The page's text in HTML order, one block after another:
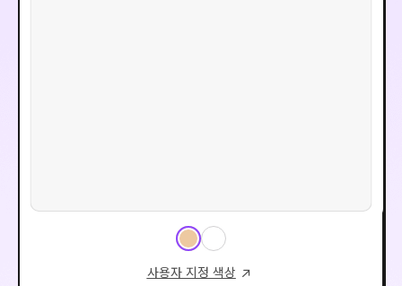
사용자 지정 색상